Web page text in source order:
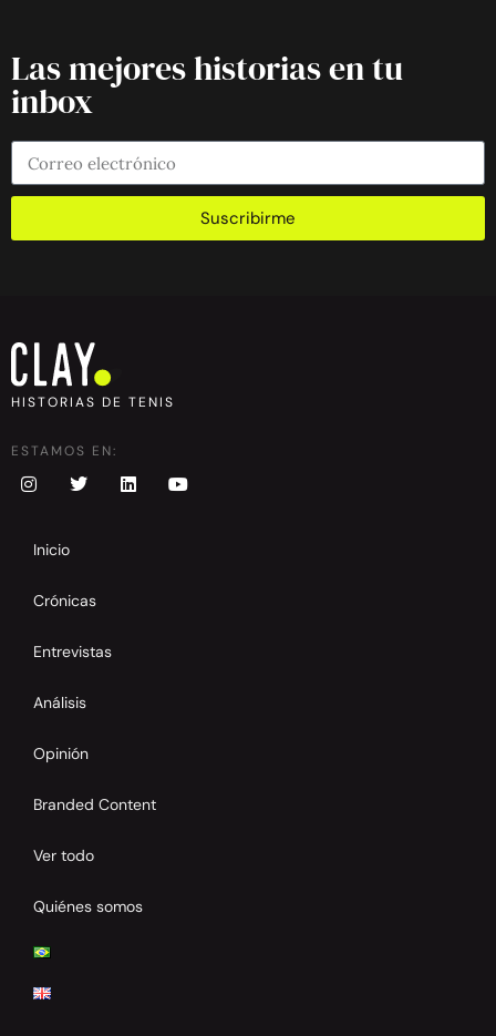
Las mejores historias en tu
inbox
Suscribirme
HISTORIAS DE TENIS
ESTAMOS EN:
Inicio
Crónicas
Entrevistas
Análisis
Opinión
Branded Content
Ver todo
Quiénes somos